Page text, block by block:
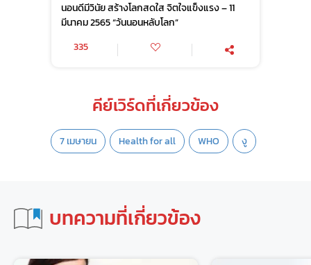
นอนดีมีวินัย สร้างโลกสดใส จิตใจแข็งแรง – 11
มีนาคม 2565 “วันนอนหลับโลก”
335
คีย์เวิร์ดที่เกี่ยวข้อง
7 เมษายน Health for all WHO งู
บทความที่เกี่ยวข้อง